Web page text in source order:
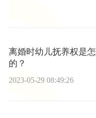
离婚时幼儿抚养权是
的？
2023-05-29 08:49:26